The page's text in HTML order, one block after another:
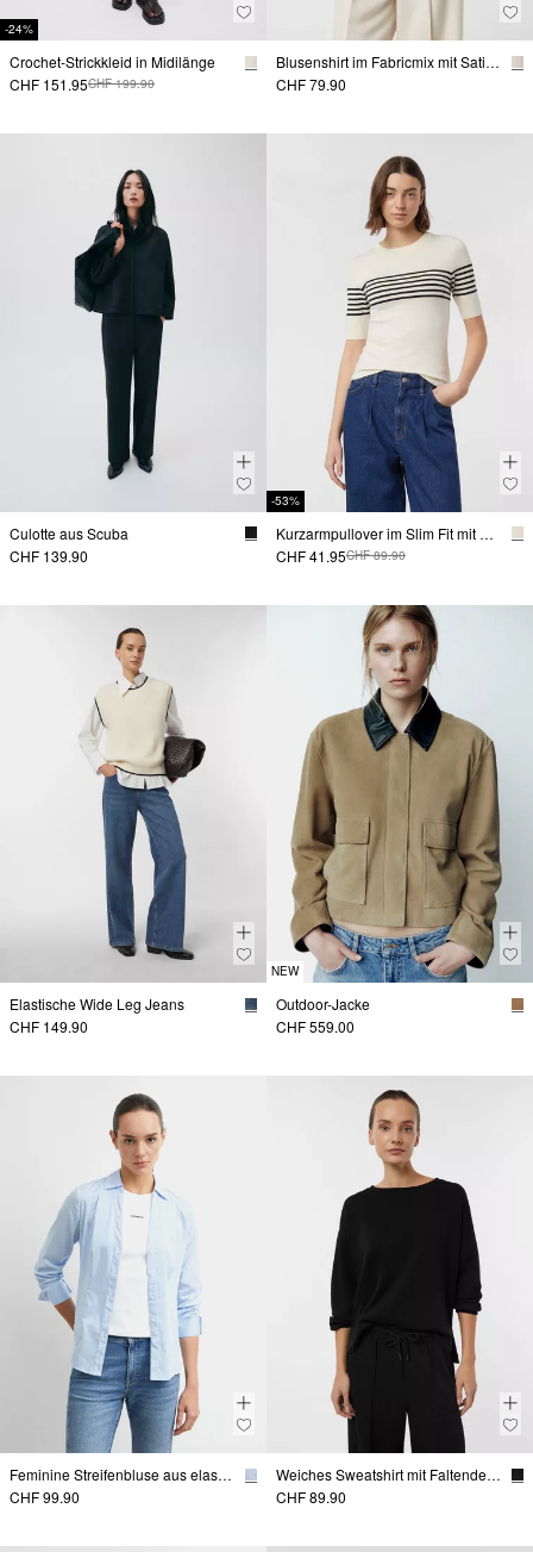
-24%
Crochet-Strickkleid in Midilänge
CHF 151.95CHF 199.90
Blusenshirt im Fabricmix mit Satinkante
CHF 79.90
Culotte aus Scuba
CHF 139.90
-53%
Kurzarmpullover im Slim Fit mit Streifen
CHF 41.95CHF 89.90
Elastische Wide Leg Jeans
CHF 149.90
NEW
Outdoor-Jacke
CHF 559.00
Feminine Streifenbluse aus elastischem Baumwollmix
CHF 99.90
Weiches Sweatshirt mit Faltendetail am Arm
CHF 89.90